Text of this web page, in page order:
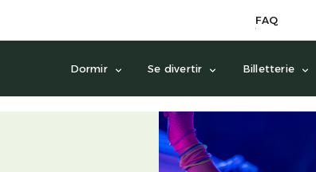
FAQ
Dormir Se divertir Billetterie